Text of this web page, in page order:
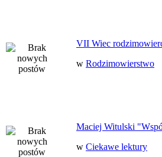
VII Wiec
w Rodzimowierstwo
Maciej Witulski
w Ciekawe lektury